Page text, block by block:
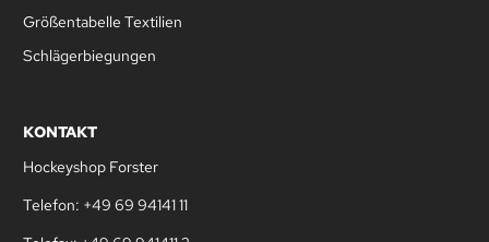
Größentabelle Textilien
Schlägerbiegungen
KONTAKT
Hockeyshop Forster
Telefon: +49 69 94141 11